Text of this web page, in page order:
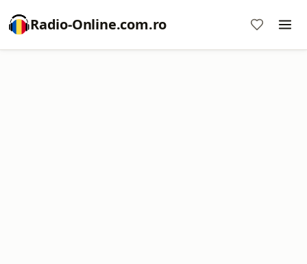
Radio-Online.com.ro